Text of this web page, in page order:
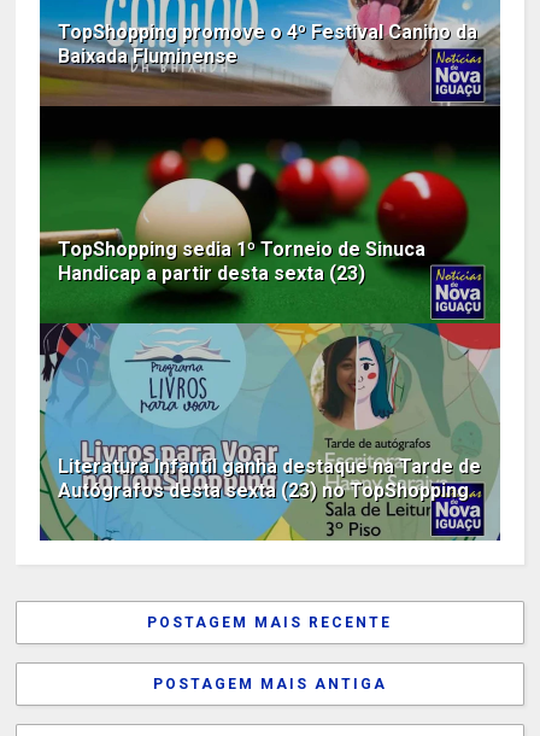
TopShopping promove o 4º Festival Canino da
Baixada Fluminense
TopShopping sedia 1º Torneio de Sinuca
Handicap a partir desta sexta (23)
Literatura Infantil ganha destaque na Tarde de
Autógrafos desta sexta (23) no TopShopping
POSTAGEM MAIS RECENTE
POSTAGEM MAIS ANTIGA